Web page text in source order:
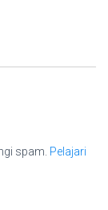
spam. Pelajari